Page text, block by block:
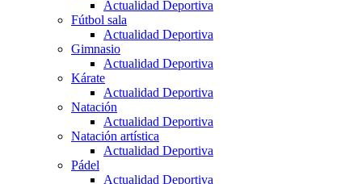
Actualidad Deportiva
Fútbol sala
Actualidad Deportiva
Gimnasio
Actualidad Deportiva
Kárate
Actualidad Deportiva
Natación
Actualidad Deportiva
Natación artística
Actualidad Deportiva
Pádel
Actualidad Deportiva